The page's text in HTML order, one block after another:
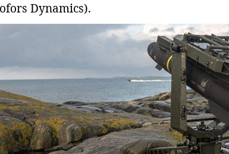
Dynamics).